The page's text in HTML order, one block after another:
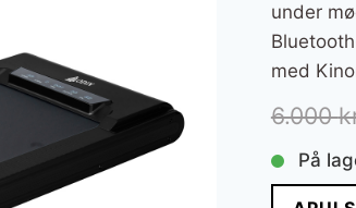
under
med
6.000
På